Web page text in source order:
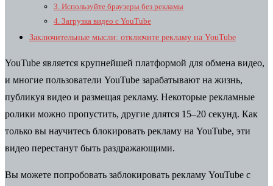
3. Используйте браузеры без рекламы
4. Загрузка видео с YouTube
Заключительные мысли: отключите рекламу на YouTube
YouTube является крупнейшей платформой для обмена видео,
и многие пользователи YouTube зарабатывают на жизнь,
публикуя видео и размещая рекламу. Некоторые рекламные
ролики можно пропустить, другие длятся 15–20 секунд. Как
только вы научитесь блокировать рекламу на YouTube, эти
видео перестанут быть раздражающими.
Вы можете попробовать заблокировать рекламу YouTube с